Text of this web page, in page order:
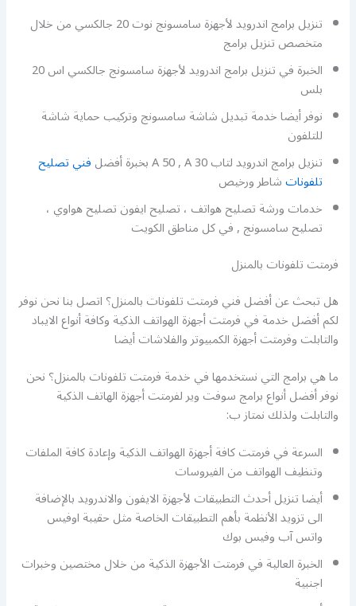
تنزيل برامج اندرويد لأجهزة سامسونج نوت 20 جالكسي من خلال
متخصص تنزيل برامج
الخبرة في تنزيل برامج اندرويد لأجهزة سامسونج جالكسي اس 20
بلس
نوفر أيضا خدمة تبديل شاشة سامسونج وتركيب حماية شاشة
للتلفون
تنزيل برامج اندرويد لتاب A 50 , A 30 بخبرة أفضل
فني تصليح
تلفوناتشاطر ورخيص
خدمات ورشة تصليح هواتف ، تصليح ايفون تصليح هواوي ،
تصليح سامسونج , في كل مناطق الكويت
فرمتت تلفونات بالمنزل
هل تبحث عن أفضل فني فرمتت تلفونات بالمنزل؟ اتصل بنا نحن نوفر
لكم أفضل خدمة في فرمتت أجهزة الهواتف الذكية وكافة أنواع الايباد
والتابلت وفرمتت أجهزة الكمبيوتر والفلاشات أيضا
ما هي برامج التي نستخدمها في خدمة فرمتت تلفونات بالمنزل؟ نحن
نوفر أفضل أنواع برامج سوفت وير لفرمتت أجهزة الهاتف الذكية
والتابلت ولذلك نمتاز ب:
السرعة في فرمتت كافة أجهزة الهواتف الذكية وإعادة كافة الملفات
وتنظيف الهواتف من الفيروسات
أيضا تنزيل أحدث التطبيقات لأجهزة الايفون والاندرويد بالإضافة
الى تزويد الأنظمة بأهم التطبيقات الخاصة مثل حقيبة اوفيس
واتس آب وفيس بوك
الخبرة العالية في فرمتت الأجهزة الذكية من خلال مختصين وخبرات
اجنبية